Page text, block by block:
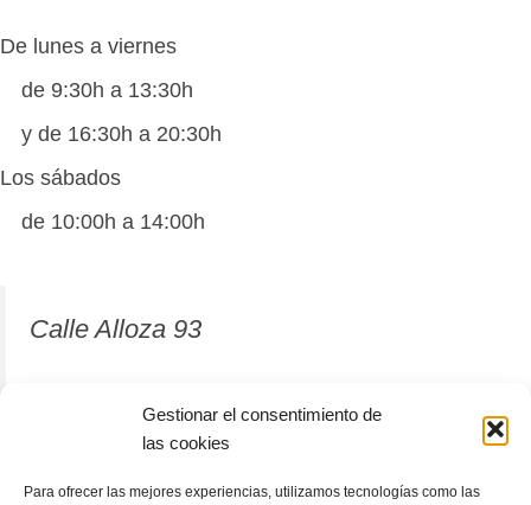
Gestionar el consentimiento de
las cookies
Para ofrecer las mejores experiencias, utilizamos tecnologías como las
De lunes a viernes
de 9:30h a 13:30h
y de 16:30h a 20:30h
Los sábados
de 10:00h a 14:00h
Calle Alloza 93
12001 Castellón de la Plana
964 81 37 63